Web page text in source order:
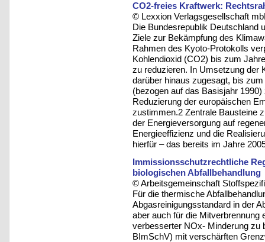
CO2-freies Kraftwerk:
© Lexxion Verlagsgesellschaft
Die Bundesrepublik Deutschland
Ziele zur Bekämpfung des
Rahmen des Kyoto-Protokolls
Kohlendioxid (CO2) bis zum
zu reduzieren. In Umsetzung der
darüber hinaus zugesagt, bis
(bezogen auf das Basisjahr
Reduzierung der europäischen
zustimmen.2 Zentrale Bausteine
der Energieversorgung auf
Energieeffizienz und die
hierfür – das bereits im Jahre
Immissionsschutzrechtliche
biologischen Abfallbehandlung
© Arbeitsgemeinschaft
Für die thermische
Abgasreinigungsstandard in der
aber auch für die Mitverbrennung
verbesserter NOx- Minderung zu
BImSchV) mit verschärften